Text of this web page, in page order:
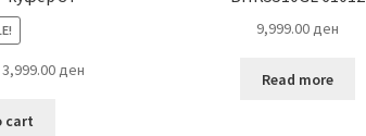
Original
3,999.00ден
cart
9,999.00ден
Read more